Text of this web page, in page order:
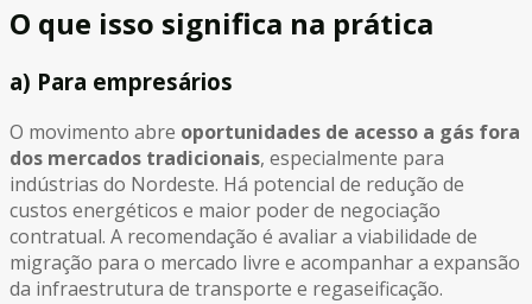
O que isso significa na prática
a) Para empresários
O movimento abre oportunidades de acesso a gás fora
dos mercados tradicionais, especialmente para
indústrias do Nordeste. Há potencial de redução de
custos energéticos e maior poder de negociação
contratual. A recomendação é avaliar a viabilidade de
migração para o mercado livre e acompanhar a expansão
da infraestrutura de transporte e regaseificação.